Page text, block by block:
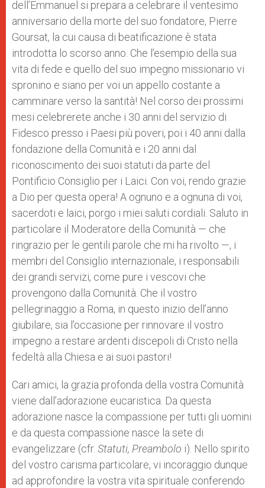
dell’Emmanuel si prepara a celebrare il ventesimo
anniversario della morte del suo fondatore, Pierre
Goursat, la cui causa di beatificazione è stata
introdotta lo scorso anno. Che l’esempio della sua
vita di fede e quello del suo impegno missionario vi
spronino e siano per voi un appello costante a
camminare verso la santità! Nel corso dei prossimi
mesi celebrerete anche i 30 anni del servizio di
Fidesco presso i Paesi più poveri, poi i 40 anni dalla
fondazione della Comunità e i 20 anni dal
riconoscimento dei suoi statuti da parte del
Pontificio Consiglio per i Laici. Con voi, rendo grazie
a Dio per questa opera! A ognuno e a ognuna di voi,
sacerdoti e laici, porgo i miei saluti cordiali. Saluto in
particolare il Moderatore della Comunità — che
ringrazio per le gentili parole che mi ha rivolto —, i
membri del Consiglio internazionale, i responsabili
dei grandi servizi, come pure i vescovi che
provengono dalla Comunità. Che il vostro
pellegrinaggio a Roma, in questo inizio dell’anno
giubilare, sia l’occasione per rinnovare il vostro
impegno a restare ardenti discepoli di Cristo nella
fedeltà alla Chiesa e ai suoi pastori!
Cari amici, la grazia profonda della vostra Comunità
viene dall’adorazione eucaristica. Da questa
adorazione nasce la compassione per tutti gli uomini
e da questa compassione nasce la sete di
evangelizzare (cfr. Statuti, Preambolo i). Nello spirito
del vostro carisma particolare, vi incoraggio dunque
ad approfondire la vostra vita spirituale conferendo